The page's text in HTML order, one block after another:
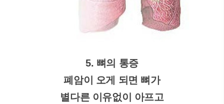
5. 뼈의 통증
폐암이 오게 되면 뼈가
별다른 이유없이 아프고